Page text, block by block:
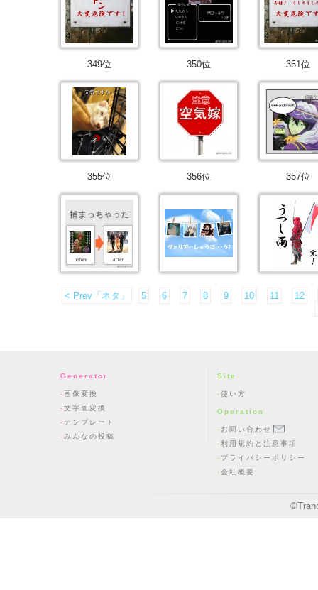
349位 350位 351位
355位 356位 357位
< Prev「ネタ」 5 6 7 8 9 10 11
12
Generator
画像変換
文字画変換
テンプレート
みんなの投稿
Site
使い方
Operation
お問い合わせ
利用規約と注意事項
プライバシーポリシー
会社概要
©